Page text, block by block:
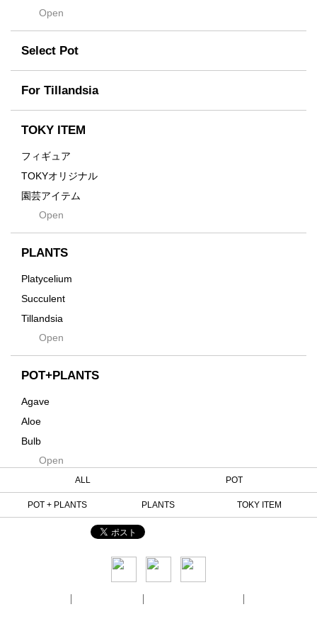
Flames
For
Former
Fused
Earth
emeth
Enhance
Grid
Innocence
Kodama
Native
Progress
Quartz
RAKU
Rock
nocturne
tamanhayat
TETSUYA OZAWA
Scratch
Takehiro Ito
Yuya Iha
Open
Select Pot
For Tillandsia
TOKY ITEM
フィギュア
TOKYオリジナル
園芸アイテム
土・化粧石・活力剤
インテリア・デザイン雑貨
Tシャツ・バッグ
その他
Open
PLANTS
Platycelium
Succulent
Tillandsia
SeedsOpen
POT+PLANTS
Agave
Aloe
Bulb
Cactus
Cycas
Euphorbia
Open
ALL POT
POT + PLANTS PLANTS TOKY ITEM